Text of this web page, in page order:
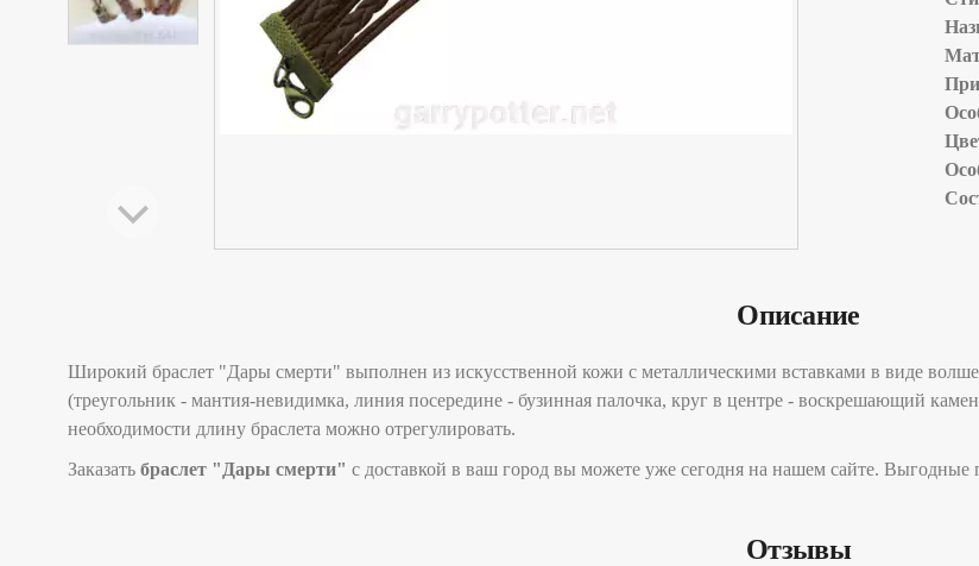
Описание
Широкий браслет "Дары смерти" выполнен из искусственной кожи с металлическими вставками в виде
(треугольник - мантия-невидимка, линия посередине - бузинная палочка, круг в центре - воскрешающий
необходимости длину браслета можно отрегулировать.
Заказать браслет "Дары смерти" с доставкой в ваш город вы можете уже сегодня на нашем сайте. Выгодные
Отзывы